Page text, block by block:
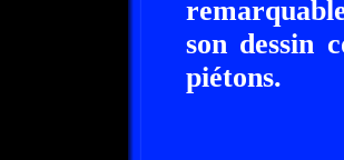
son dessin
piétons.